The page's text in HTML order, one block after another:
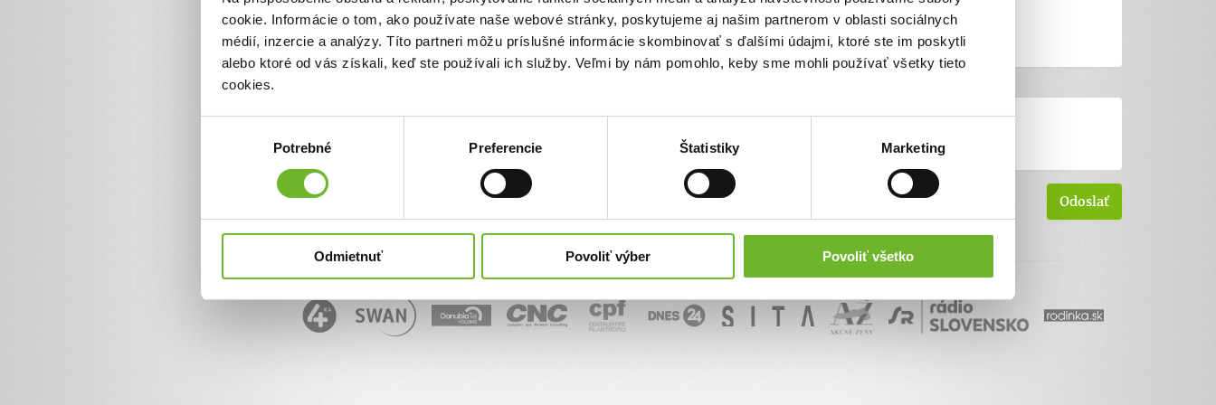
cookie. Informácie o tom, ako používate naše webové stránky, poskytujeme aj našim partnerom v oblasti sociálnych
médií, inzercie a analýzy. Títo partneri môžu príslušné informácie skombinovať s ďalšími údajmi, ktoré ste im poskytli
alebo ktoré od vás získali, keď ste používali ich služby. Veľmi by nám pomohlo, keby sme mohli používať všetky tieto
cookies.
Potrebné Preferencie Štatistiky Marketing
Odmietnuť Povoliť výber Povoliť všetko
Informácie o ĽudiaĽuďom.sk
+ 421 950 50 50 50
info@ludialudom.sk